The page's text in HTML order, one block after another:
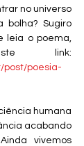
no universo
Sugiro
leia o poema,
post/poesia-
humana
acabando
vivemos